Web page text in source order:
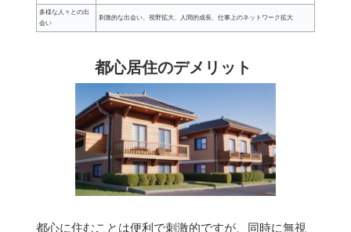
多様な人々との出
会い
刺激的な出会い、視野拡大、人間的成長、仕事上のネットワーク拡大
都心居住のデメリット
都心に住むことは便利で刺激的ですが、同時に無視